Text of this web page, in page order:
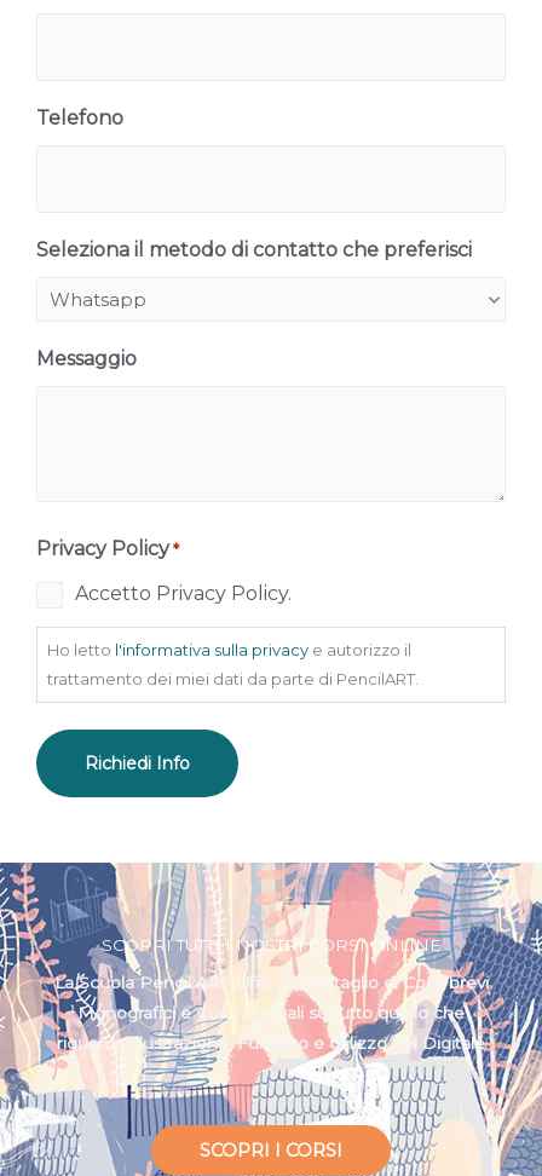
Telefono
Seleziona il metodo di contatto che preferisci
Messaggio
Privacy Policy *
Accetto Privacy Policy.
Ho letto l'informativa sulla privacy e autorizzo il
trattamento dei miei dati da parte di PencilART.
SCOPRI TUTTI I NOSTRI CORSI ONLINE
La Scuola Pencil ART offre un ventaglio di Corsi brevi
Monografici e Corsi Annuali su tutto quello che
riguarda Illustrazione, Fumetto e utilizzo del Digitale
SCOPRI I CORSI